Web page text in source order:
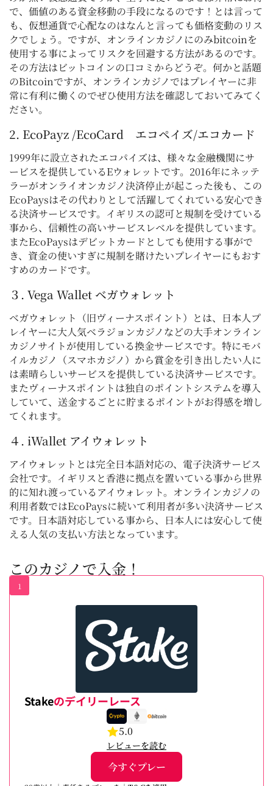
で、価値のある資金移動の手段になるのです！とは言って
も、仮想通貨で心配なのはなんと言っても価格変動のリス
クでしょう。ですが、オンラインカジノにのみbitcoinを
使用する事によってリスクを回避する方法があるのです。
その方法はビットコインの口コミからどうぞ。何かと話題
のBitcoinですが、オンラインカジノではプレイヤーに非
常に有利に働くのでぜひ使用方法を確認しておいてみてく
ださい。
2. EcoPayz /EcoCard エコペイズ/エコカード
1999年に設立されたエコパイズは、様々な金融機関にサ
ービスを提供しているEウォレットです。2016年にネッテ
ラーがオンライオンカジノ決済停止が起こった後も、この
EcoPaysはその代わりとして活躍してくれている安心でき
る決済サービスです。イギリスの認可と規制を受けている
事から、信頼性の高いサービスレベルを提供しています。
またEcoPaysはデビットカードとしても使用する事がで
き、資金の使いすぎに規制を賭けたいプレイヤーにもおす
すめのカードです。
３. Vega Wallet ベガウォレット
ベガウォレット（旧ヴィーナスポイント）とは、日本人プ
レイヤーに大人気ベラジョンカジノなどの大手オンライン
カジノサイトが使用している換金サービスです。特にモバ
イルカジノ（スマホカジノ）から賞金を引き出したい人に
は素晴らしいサービスを提供している決済サービスです。
またヴィーナスポイントは独自のポイントシステムを導入
していて、送金するごとに貯まるポイントがお得感を増し
てくれます。
４. iWallet アイウォレット
アイウォレットとは完全日本語対応の、電子決済サービス
会社です。イギリスと香港に拠点を置いている事から世界
的に知れ渡っているアイウォレット。オンラインカジノの
利用者数ではEcoPaysに続いて利用者が多い決済サービス
です。日本語対応している事から、日本人には安心して使
える人気の支払い方法となっています。
このカジノで入金！
1
Stakeのデイリーレース
5.0
レビューを読む
今すぐプレー